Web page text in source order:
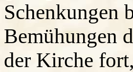
Schenkungen
Bemühungen
der Kirche